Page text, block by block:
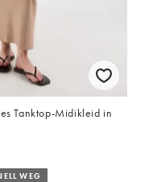
Tanktop-Midikleid in
WEG